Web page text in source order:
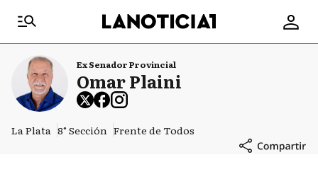
Ex Senador Provincial
Omar Plaini
La Plata 8° Sección Frente de Todos